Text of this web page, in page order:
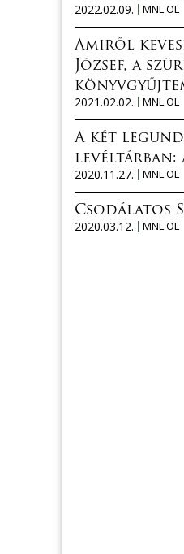
2022.02.09.
MNL OL
Amiről
József, a
2021.02.02.
MNL OL
A két
levéltárban:
2020.11.27.
MNL OL
Csodálatos
2020.03.12.
MNL OL